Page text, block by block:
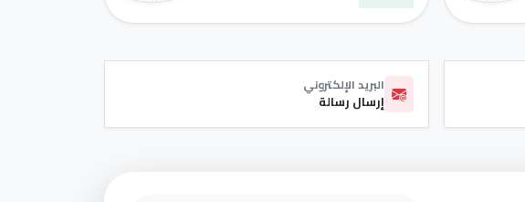
البريد الإلكتروني
إرسال رسالة